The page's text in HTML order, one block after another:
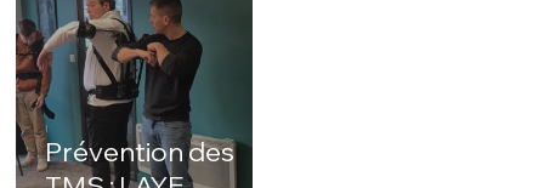
Prévention des